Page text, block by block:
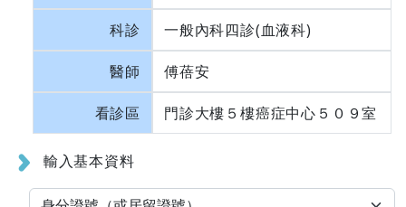
科診 一般內科四診(血液科)
醫師 傅蓓安
看診區 門診大樓５樓癌症中心５０９室
輸入基本資料